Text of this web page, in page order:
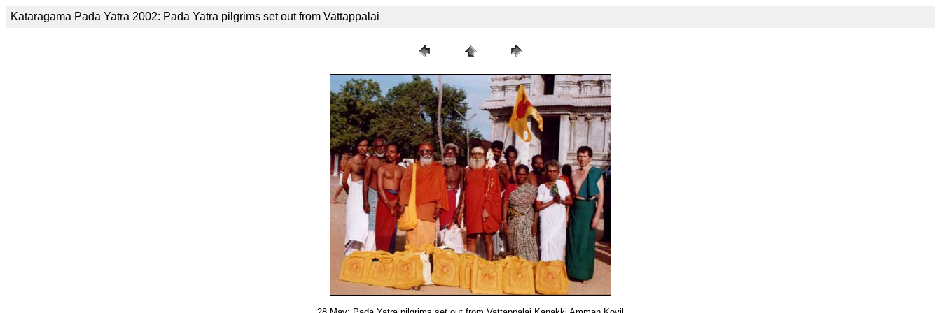
Kataragama Pada Yatra 2002: Pada Yatra pilgrims set out from Vattappalai